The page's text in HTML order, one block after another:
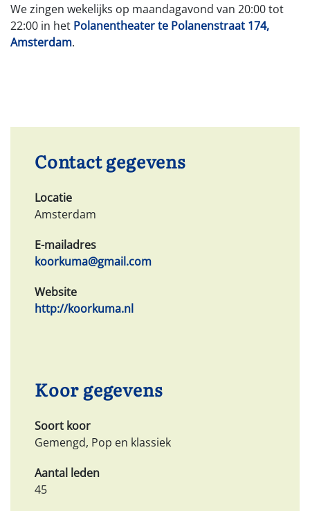
We zingen wekelijks op maandagavond van 20:00 tot
22:00 in het Polanentheater te Polanenstraat 174,
Amsterdam.
Contact gegevens
Locatie
Amsterdam
E-mailadres
koorkuma@gmail.com
Website
http://koorkuma.nl
Koor gegevens
Soort koor
Gemengd, Pop en klassiek
Aantal leden
45